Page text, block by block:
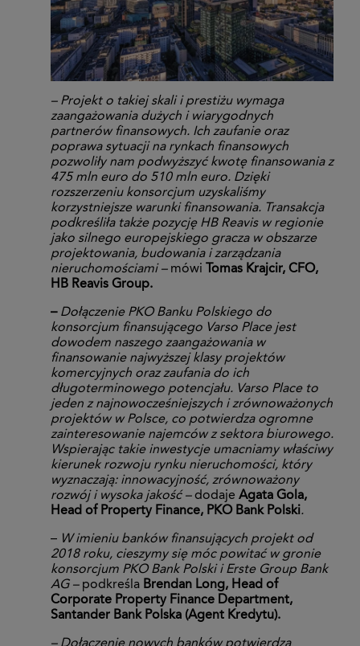
– Projekt o takiej skali i prestiżu wymaga
zaangażowania dużych i wiarygodnych
partnerów finansowych. Ich zaufanie oraz
poprawa sytuacji na rynkach finansowych
pozwoliły nam podwyższyć kwotę finansowania z
475 mln euro do 510 mln euro. Dzięki
rozszerzeniu konsorcjum uzyskaliśmy
korzystniejsze warunki finansowania. Transakcja
podkreśliła także pozycję HB Reavis w regionie
jako silnego europejskiego gracza w obszarze
projektowania, budowania i zarządzania
nieruchomościami – mówi
Tomas Krajcir, CFO,
HB Reavis Group.
– Dołączenie PKO Banku Polskiego do
konsorcjum finansującego Varso Place jest
dowodem naszego zaangażowania w
finansowanie najwyższej klasy projektów
komercyjnych oraz zaufania do ich
długoterminowego potencjału. Varso Place to
jeden z najnowocześniejszych i zrównoważonych
projektów w Polsce, co potwierdza ogromne
zainteresowanie najemców z sektora biurowego.
Wspierając takie inwestycje umacniamy właściwy
kierunek rozwoju rynku nieruchomości, który
wyznaczają: innowacyjność, zrównoważony
rozwój i wysoka jakość –dodaje Agata Gola,
Head of Property Finance, PKO Bank Polski.
– W imieniu banków finansujących projekt od
2018 roku, cieszymy się móc powitać w gronie
konsorcjum PKO Bank Polski i Erste Group Bank
AG – podkreśla Brendan Long, Head of
Corporate Property Finance Department,
Santander Bank Polska (Agent Kredytu).